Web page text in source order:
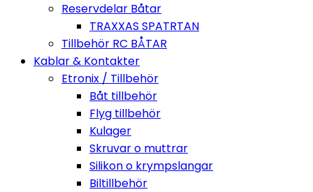
Reservdelar Båtar
TRAXXAS SPATRTAN
Tillbehör RC BÅTAR
Kablar & Kontakter
Etronix / Tillbehör
Båt tillbehör
Flyg tillbehör
Kulager
Skruvar o muttrar
Silikon o krympslangar
Biltillbehör